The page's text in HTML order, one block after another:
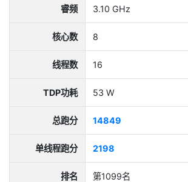
睿频 3.10 GHz
核心数 8
线程数 16
TDP功耗 53 W
总跑分 14849
单线程跑分 2198
排名 第1099名